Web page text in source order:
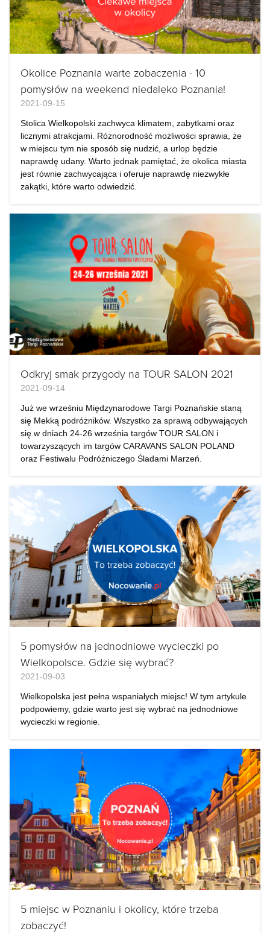
Okolice Poznania warte zobaczenia - 10
pomysłów na weekend niedaleko Poznania!
2021-09-15
Stolica Wielkopolski zachwyca klimatem, zabytkami oraz
licznymi atrakcjami. Różnorodność możliwości sprawia, że
w miejscu tym nie sposób się nudzić, a urlop będzie
naprawdę udany. Warto jednak pamiętać, że okolica miasta
jest równie zachwycająca i oferuje naprawdę niezwykłe
zakątki, które warto odwiedzić.
Odkryj smak przygody na TOUR SALON 2021
2021-09-14
Już we wrześniu Międzynarodowe Targi Poznańskie staną
się Mekką podróżników. Wszystko za sprawą odbywających
się w dniach 24-26 września targów TOUR SALON i
towarzyszących im targów CARAVANS SALON POLAND
oraz Festiwalu Podróżniczego Śladami Marzeń.
5 pomysłów na jednodniowe wycieczki po
Wielkopolsce. Gdzie się wybrać?
2021-09-03
Wielkopolska jest pełna wspaniałych miejsc! W tym artykule
podpowiemy, gdzie warto jest się wybrać na jednodniowe
wycieczki w regionie.
5 miejsc w Poznaniu i okolicy, które trzeba
zobaczyć!